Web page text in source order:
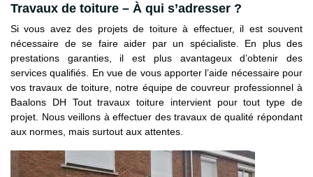
Travaux de toiture – À qui s’adresser ?
Si vous avez des projets de toiture à effectuer, il est souvent
nécessaire de se faire aider par un spécialiste. En plus des
prestations garanties, il est plus avantageux d’obtenir des
services qualifiés. En vue de vous apporter l’aide nécessaire pour
vos travaux de toiture, notre équipe de couvreur professionnel à
Baalons DH Tout travaux toiture intervient pour tout type de
projet. Nous veillons à effectuer des travaux de qualité répondant
aux normes, mais surtout aux attentes.